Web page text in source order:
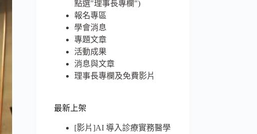
點選"理事長專欄")
報名專區
學會消息
專題文章
活動成果
消息與文章
理事長專欄及免費影片
最新上架
[影片]AI 導入診療實務醫學